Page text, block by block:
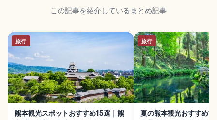
この記事を紹介しているまとめ記事
旅行
熊本観光スポットおすすめ15選｜熊
旅行
夏の熊本観光おすすめ